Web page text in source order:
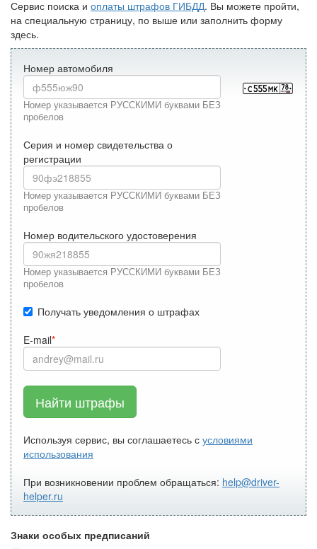
Сервис поиска и оплаты штрафов ГИБДД. Вы можете пройти,
на специальную страницу, по выше или заполнить форму
здесь.
Номер автомобиля
Номер указывается РУССКИМИ буквами БЕЗ
пробелов
Серия и номер свидетельства о
регистрации
Номер указывается РУССКИМИ буквами БЕЗ
пробелов
Номер водительского удостоверения
Номер указывается РУССКИМИ буквами БЕЗ
пробелов
Получать уведомления о штрафах
E-mail
Найти штрафы
Используя сервис, вы соглашаетесь с условиями
использования
При возникновении проблем обращаться: help@driver-
helper.ru
Знаки особых предписаний